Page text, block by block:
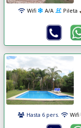
Wifi A/A Pileta
Hasta 6 pers. Wifi